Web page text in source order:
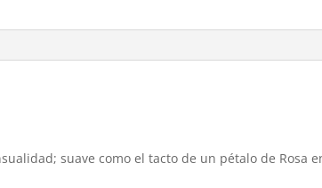
suave como el tacto de un pétalo de Rosa